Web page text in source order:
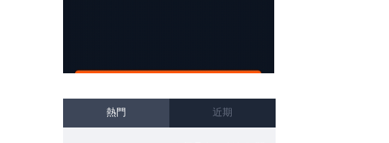
熱門 近期